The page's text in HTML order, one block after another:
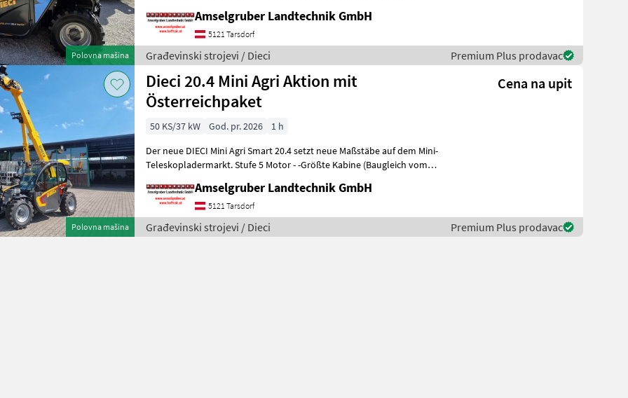
Polovna mašina
Amselgruber Landtechnik GmbH
5121 Tarsdorf
Građevinski strojevi / Dieci Premium Plus prodavac
Polovna mašina
Dieci 20.4 Mini Agri Aktion mit
Österreichpaket
Cena na upit
50 KS/37 kW God. pr. 2026
1 h
Der neue DIECI Mini Agri Smart 20.4 setzt neue Maßstäbe auf dem Mini-
Teleskopladermarkt. Stufe 5 Motor - -Größte Kabine (Baugleich vom
Amselgruber Landtechnik GmbH
5121 Tarsdorf
Građevinski strojevi / Dieci Premium Plus prodavac